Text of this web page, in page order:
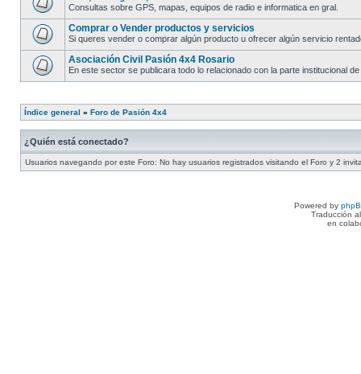
Consultas sobre GPS, mapas, equipos de radio e informatica en gral.
Comprar o Vender productos y servicios
Si queres vender o comprar algún producto u ofrecer algún servicio
Asociación Civil Pasión 4x4 Rosario
En este sector se publicara todo lo relacionado con la parte institucional
Índice general » Foro de Pasión 4x4
¿Quién está conectado?
Usuarios navegando por este Foro: No hay usuarios registrados visitando el Foro y 2
Powered by
Traducción
en